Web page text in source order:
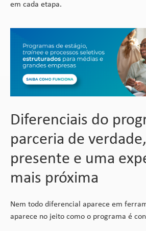
em cada etapa.
Diferenciais do
parceria de
presente e uma
mais próxima
Nem todo diferencial aparece em
aparece no jeito como o programa é